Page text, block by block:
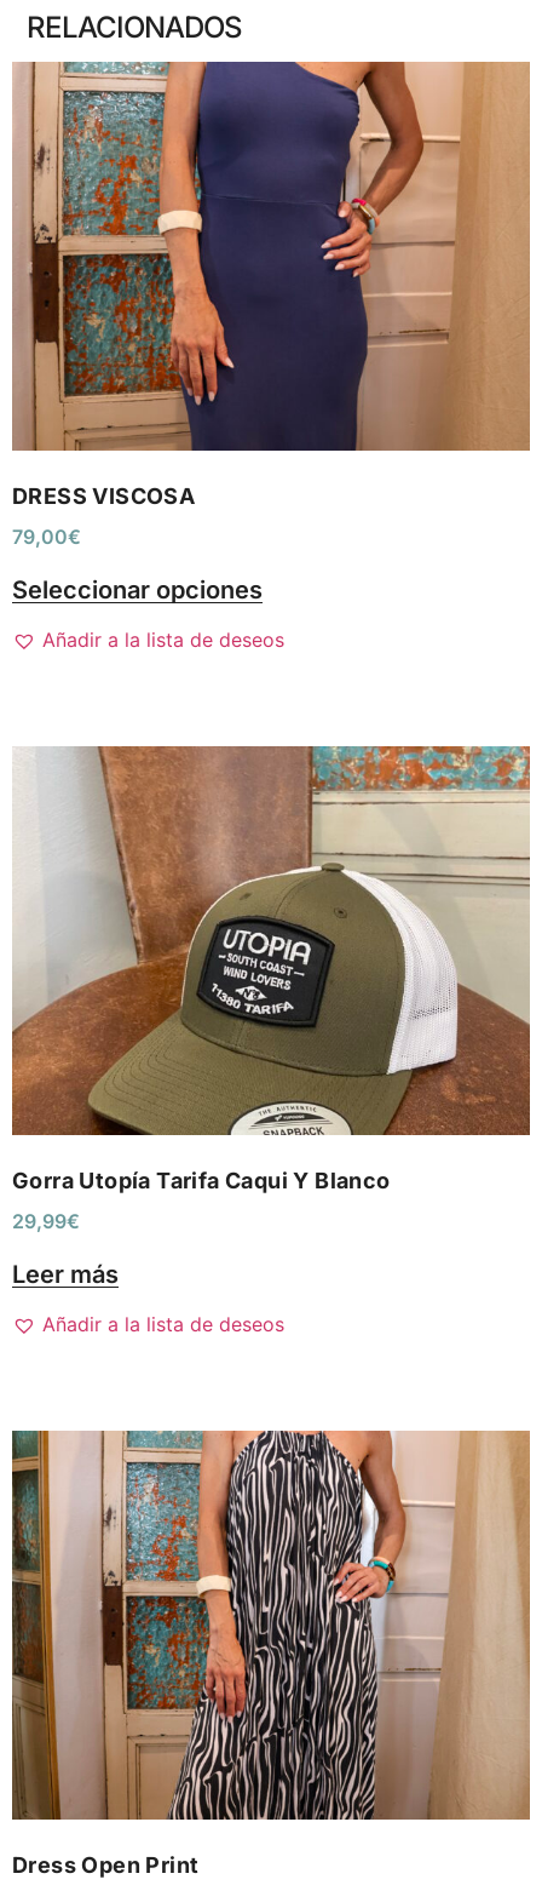
RELACIONADOS
DRESS VISCOSA
79,00€
Seleccionar opciones
Añadir a la lista de deseos
Gorra Utopía Tarifa Caqui Y Blanco
29,99€
Leer más
Añadir a la lista de deseos
Dress Open Print